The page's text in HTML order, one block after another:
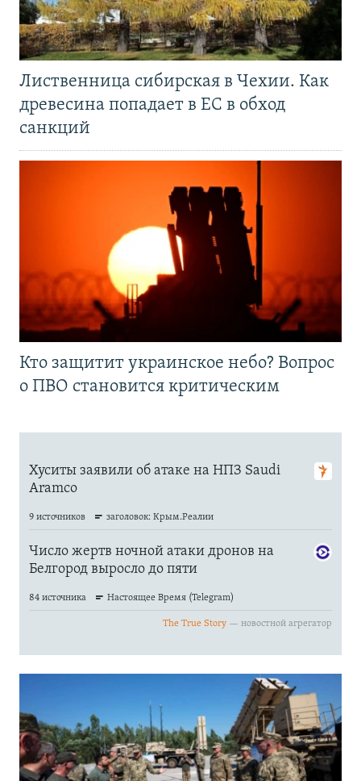
Лиственница сибирская в Чехии. Как
древесина попадает в ЕС в обход
санкций
Кто защитит украинское небо? Вопрос
о ПВО становится критическим